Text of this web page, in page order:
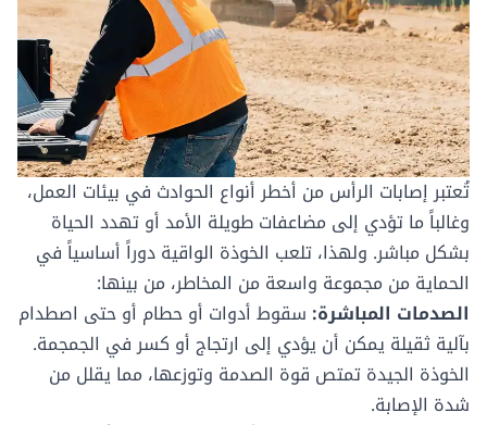
تُعتبر إصابات الرأس من أخطر أنواع الحوادث في بيئات العمل،
وغالباً ما تؤدي إلى مضاعفات طويلة الأمد أو تهدد الحياة
بشكل مباشر. ولهذا، تلعب الخوذة الواقية دوراً أساسياً في
الحماية من مجموعة واسعة من المخاطر، من بينها:
الصدمات المباشرة: سقوط أدوات أو حطام أو حتى اصطدام
بآلية ثقيلة يمكن أن يؤدي إلى ارتجاج أو كسر في الجمجمة.
الخوذة الجيدة تمتص قوة الصدمة وتوزعها، مما يقلل من
شدة الإصابة.